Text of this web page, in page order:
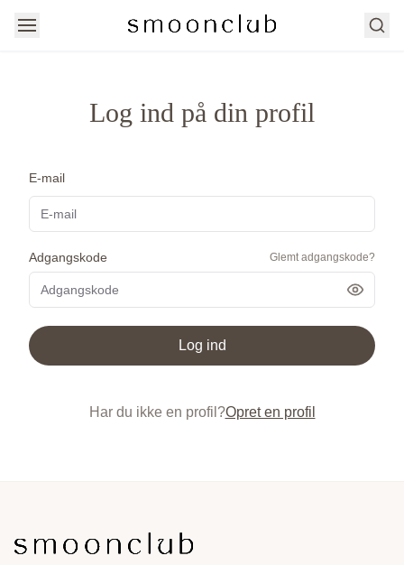
Søg
Log ind på din profil
E-mail
Adgangskode Glemt adgangskode?
Vis
Log ind
Har du ikke en profil?Opret en profil